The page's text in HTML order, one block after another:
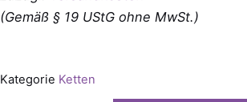
(Gemäß § 19 UStG ohne MwSt.)
Kategorie Ketten